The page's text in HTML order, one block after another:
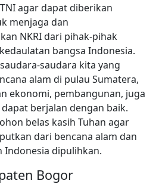
agar dapat diberikan
menjaga dan
NKRI dari pihak-pihak
bangsa Indonesia.
saudara kita yang
alam di pulau Sumatera,
ekonomi, pembangunan, juga
berjalan dengan baik.
belas kasih Tuhan agar
dari bencana alam dan
Indonesia dipulihkan.
Bogor